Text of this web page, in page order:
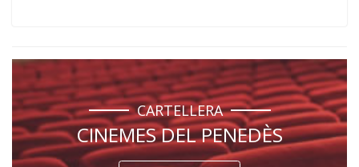
CARTELLERA
CINEMES DEL PENEDÈS